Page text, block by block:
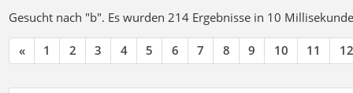
Gesucht nach "b". Es wurden 214 Ergebnisse in 10
« 1 2 3 4 5 6 7 8 9 10 11 12